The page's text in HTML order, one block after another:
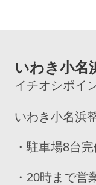
いわき小名
イチオシポイ
いわき小名浜
・駐車場8台
・20時まで営